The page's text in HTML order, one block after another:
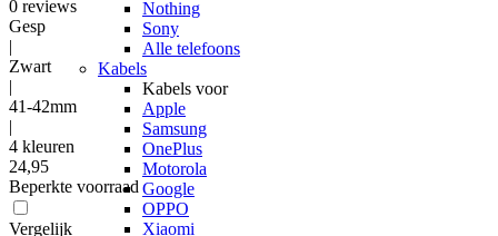
Nothing
Sony
Alle telefoons
Kabels
Kabels voor
Apple
Samsung
OnePlus
Motorola
Google
OPPO
Xiaomi
0 reviews
Gesp
|
Zwart
|
41-42mm
|
4 kleuren
24,95
Beperkte voorraad
Vergelijk